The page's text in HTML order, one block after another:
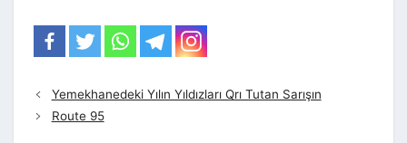
Yemekhanedeki Yılın Yıldızları Qrı Tutan Sarışın
Route 95